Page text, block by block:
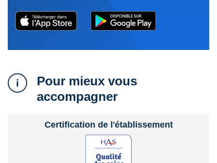
Pour mieux vous
accompagner
Certification de l'établissement